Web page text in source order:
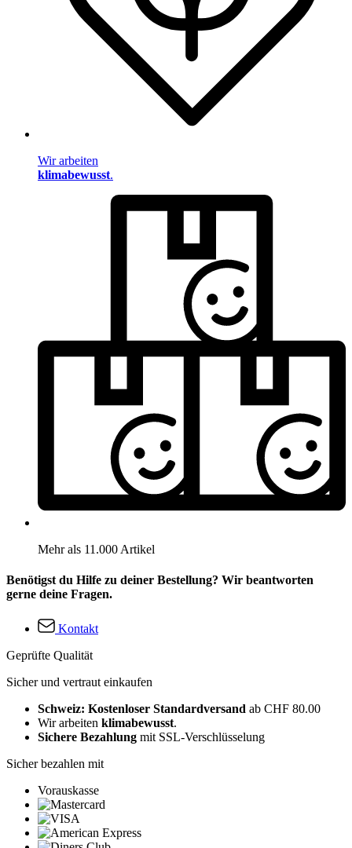
Wir arbeiten
klimabewusst.
Mehr als 11.000 Artikel
Benötigst du Hilfe zu deiner Bestellung? Wir beantworten
gerne deine Fragen.
Kontakt
Geprüfte Qualität
Sicher und vertraut einkaufen
Schweiz: Kostenloser Standardversand ab CHF 80.00
Wir arbeiten klimabewusst.
Sichere Bezahlung mit SSL-Verschlüsselung
Sicher bezahlen mit
Vorauskasse